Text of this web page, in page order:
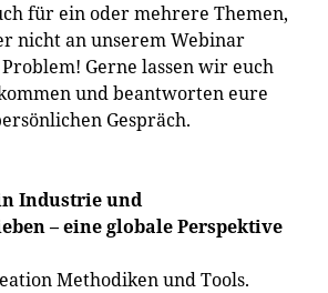
für ein oder mehrere Themen,
nicht an unserem Webinar
Gerne lassen wir euch
und beantworten eure
Gespräch.
Industrie und
– eine globale Perspektive
Methodiken und Tools.